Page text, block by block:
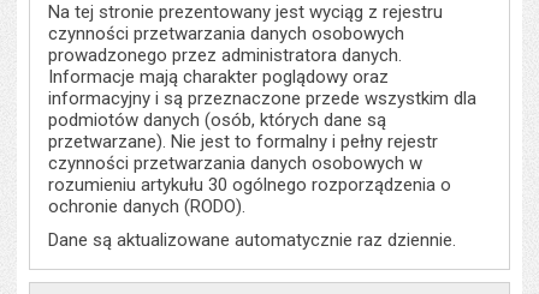
Na tej stronie prezentowany jest wyciąg z rejestru
czynności przetwarzania danych osobowych
prowadzonego przez administratora danych.
Informacje mają charakter poglądowy oraz
informacyjny i są przeznaczone przede wszystkim dla
podmiotów danych (osób, których dane są
przetwarzane). Nie jest to formalny i pełny rejestr
czynności przetwarzania danych osobowych w
rozumieniu artykułu 30 ogólnego rozporządzenia o
ochronie danych (RODO).
Dane są aktualizowane automatycznie raz dziennie.